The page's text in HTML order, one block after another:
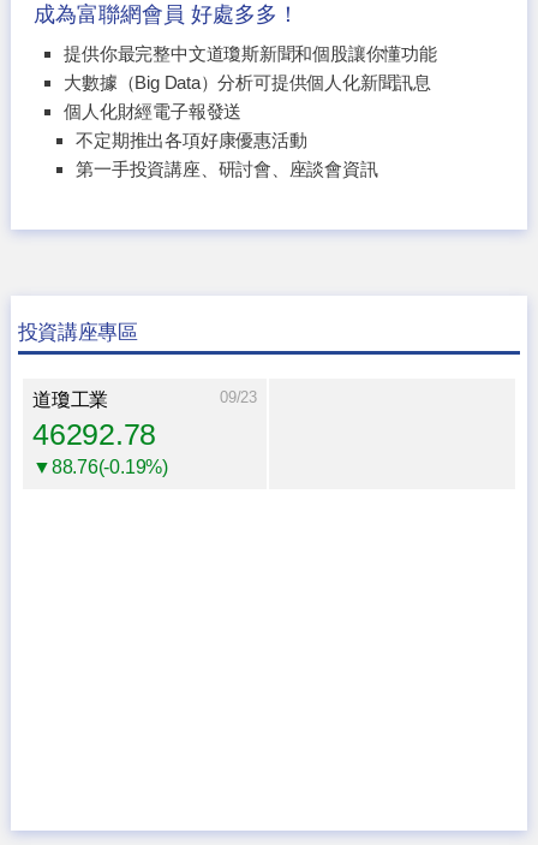
成為富聯網會員 好處多多！
提供你最完整中文道瓊斯新聞和個股讓你懂功能
大數據（Big Data）分析可提供個人化新聞訊息
個人化財經電子報發送
不定期推出各項好康優惠活動
第一手投資講座、研討會、座談會資訊
投資講座專區
道瓊工業 09/23
46292.78
▼88.76(-0.19%)